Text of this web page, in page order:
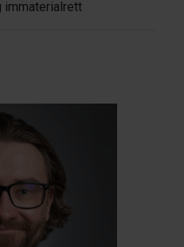
immaterialrett